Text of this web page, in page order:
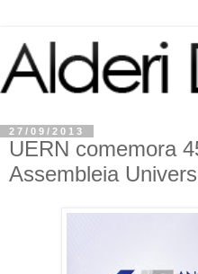
27/09/2013
UERN comemora
Assembleia